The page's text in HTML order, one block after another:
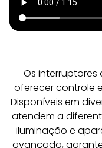
Os interruptores
oferecer controle
Disponíveis em
atendem a
iluminação e
avançada,